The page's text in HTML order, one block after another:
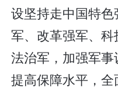
设坚持走中国特
军、改革强军、
法治军，加强军事
提高保障水平，